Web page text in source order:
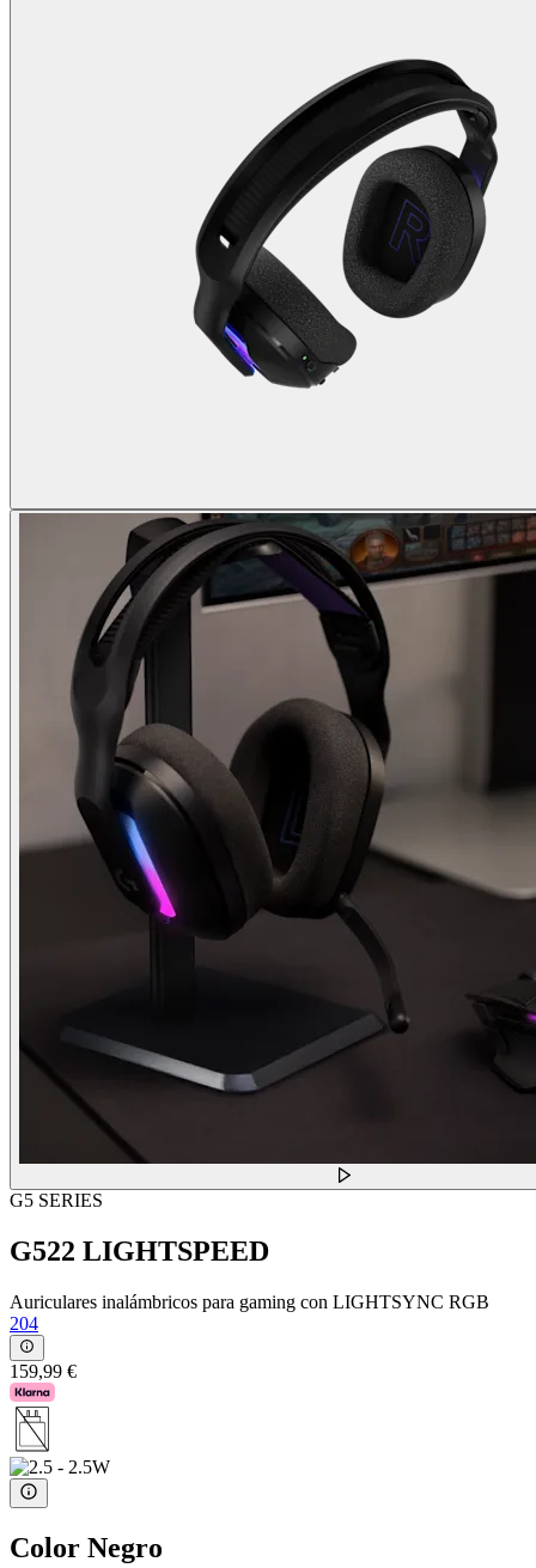
G5 SERIES
G522 LIGHTSPEED
Auriculares inalámbricos para gaming con LIGHTSYNC RGB
204
159,99 €
Color Negro